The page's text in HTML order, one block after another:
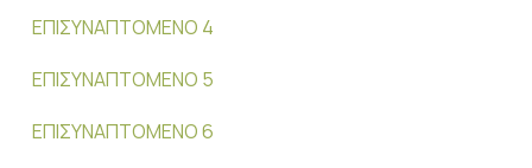
ΕΠΙΣΥΝΑΠΤΟΜΕΝΟ 4
ΕΠΙΣΥΝΑΠΤΟΜΕΝΟ 5
ΕΠΙΣΥΝΑΠΤΟΜΕΝΟ 6